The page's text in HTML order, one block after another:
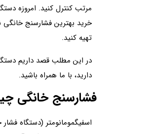
مرتب کنترل کنید. امروزه
خرید بهترین فشارسنج
تهیه کنید.
در این مطلب قصد داریم
دارید، با ما همراه باشید.
فشارسنج خانگی
اسفیگمومانومتر (دستگاه